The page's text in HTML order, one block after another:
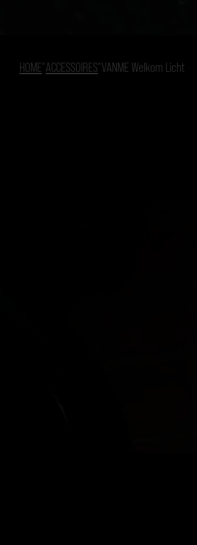
HOME"ACCESSOIRES"VANME Welkom Licht